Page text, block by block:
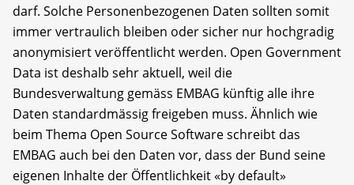
darf. Solche Personenbezogenen Daten sollten somit
immer vertraulich bleiben oder sicher nur hochgradig
anonymisiert veröffentlicht werden. Open Government
Data ist deshalb sehr aktuell, weil die
Bundesverwaltung gemäss EMBAG künftig alle ihre
Daten standardmässig freigeben muss. Ähnlich wie
beim Thema Open Source Software schreibt das
EMBAG auch bei den Daten vor, dass der Bund seine
eigenen Inhalte der Öffentlichkeit «by default»